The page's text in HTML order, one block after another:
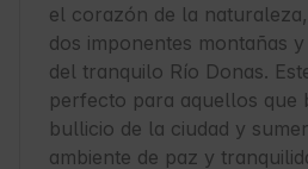
el corazón de la
dos imponentes montañas
del tranquilo Río Donas.
perfecto para aquellos que
bullicio de la ciudad y
ambiente de paz y